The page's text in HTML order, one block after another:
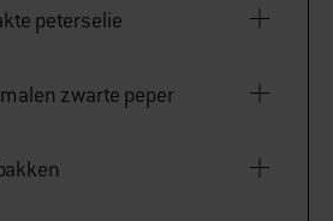
peterselie
zwarte peper